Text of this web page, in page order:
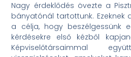
Nagy érdeklődés övezte a
bányatónál tartottunk. Ezeknek
a célja, hogy beszélgessünk
kérdésekre első kézből
Képviselőtársaimmal